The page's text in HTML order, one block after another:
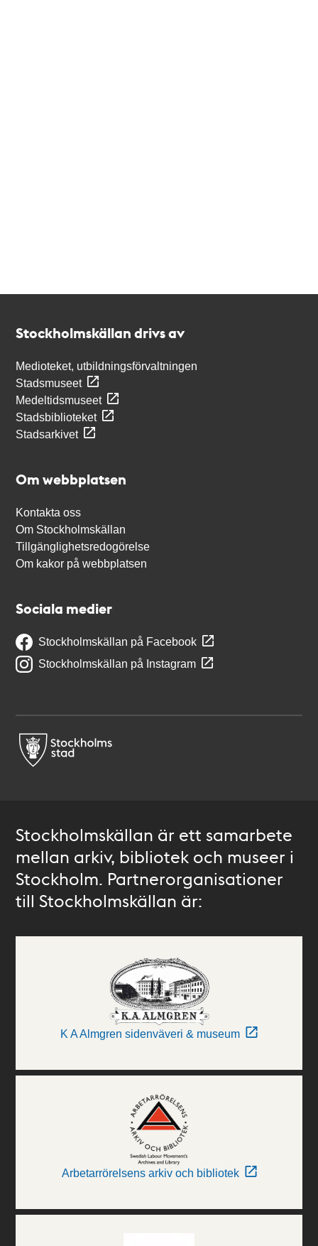
Stockholmskällan drivs av
Medioteket, utbildningsförvaltningen
Stadsmuseet
Medeltidsmuseet
Stadsbiblioteket
Stadsarkivet
Om webbplatsen
Kontakta oss
Om Stockholmskällan
Tillgänglighetsredogörelse
Om kakor på webbplatsen
Sociala medier
Stockholmskällan på Facebook
Stockholmskällan på Instagram
Stockholmskällan är ett samarbete
mellan arkiv, bibliotek och museer i
Stockholm. Partnerorganisationer
till Stockholmskällan är:
K A Almgren sidenväveri & museum
Arbetarrörelsens arkiv och bibliotek